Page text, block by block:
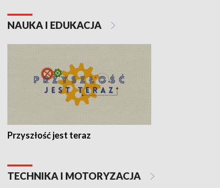
NAUKA I EDUKACJA
Przyszłość jest teraz
TECHNIKA I MOTORYZACJA